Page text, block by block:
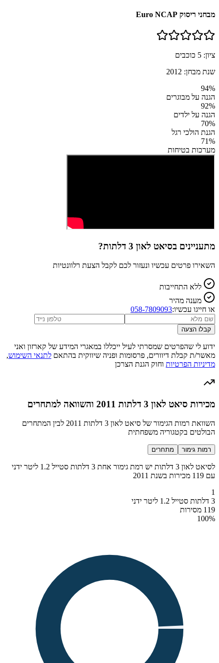
מבחני ריסוק Euro NCAP
ציון: 5 כוכבים
שנת מבחן: 2012
94%
הגנה על מבוגרים
92%
הגנה על ילדים
70%
הגנת הולכי רגל
71%
מערכות בטיחות
מתעניינים בסיאט לאון 3 דלתות ?
השאירו פרטים עכשיו ונעזור לכם לקבל הצעת רלוונטיות
ללא התחייבות
מענה מהיר
או חייגו עכשיו:058-7809093
קבלו הצעה
ידוע לי שהפרטים שמסרתי לעיל ייכללו במאגרי המידע של קארזון ואני
מאשר/ת קבלת דיוורים, פרסומות ופניה שיווקית בהתאם לתנאי השימוש,
מדיניות הפרטיות וחוק הגנת הצרכן
מכירות סיאט לאון 3 דלתות 2011 והשוואה למתחרים
השוואת רמות הגימור של סיאט לאון 3 דלתות 2011 לבין המתחרים
הבולטים בקטגוריה משפחתית
רמות גימור מתחרים
לסיאט לאון 3 דלתות יש רמת גימור אחת 3 דלתות סטייל 1.2 ליטר ידני
עם 119 מכירות בשנת 2011
1
3 דלתות סטייל 1.2 ליטר ידני
119 מסירות
100%